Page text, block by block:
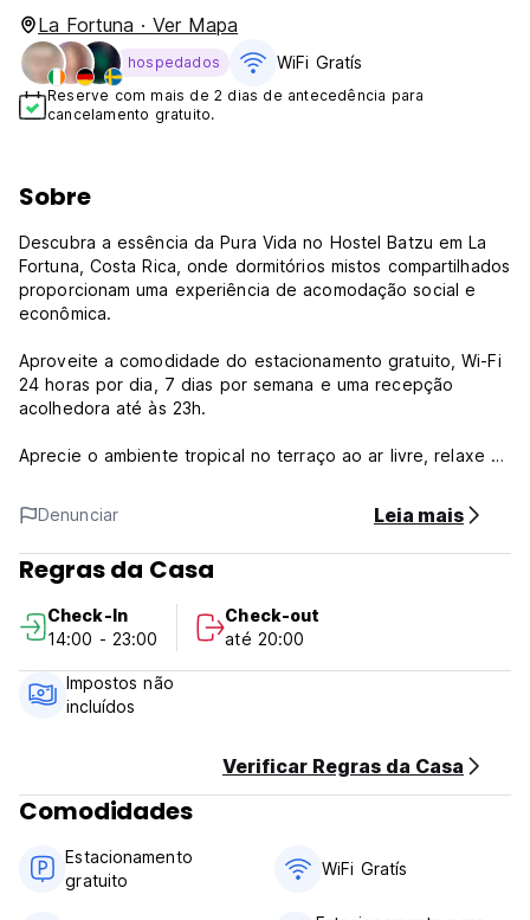
La Fortuna · Ver Mapa
hospedados WiFi Gratís
Reserve com mais de 2 dias de antecedência para
cancelamento gratuito.
Sobre
Descubra a essência da Pura Vida no Hostel Batzu em La
Fortuna, Costa Rica, onde dormitórios mistos compartilhados
proporcionam uma experiência de acomodação social e
econômica.
Aproveite a comodidade do estacionamento gratuito, Wi-Fi
24 horas por dia, 7 dias por semana e uma recepção
acolhedora até às 23h.
Aprecie o ambiente tropical no terraço ao ar livre, relaxe na
comodidades adicionais incluem um frigorífico e um micro-
ondas, garantindo uma estadia confortável e memorável no
coração da aventura.
Política de Cancelamento: 1 dia antes da chegada. Em caso
de cancelamento tardio ou No Show, será cobrada a
primeira noite da sua estadia.
Check-out antes das 11h00
Pagamento na chegada em dinheiro, cartão de crédito e
Impostos não incluídos – 13%
Café da manhã não incluído
Denunciar Leia mais
Regras da Casa
Check-In
14:00 - 23:00
Check-out
até 20:00
Impostos não
incluídos
Verificar Regras da Casa
Comodidades
Estacionamento
gratuito
WiFi Gratís